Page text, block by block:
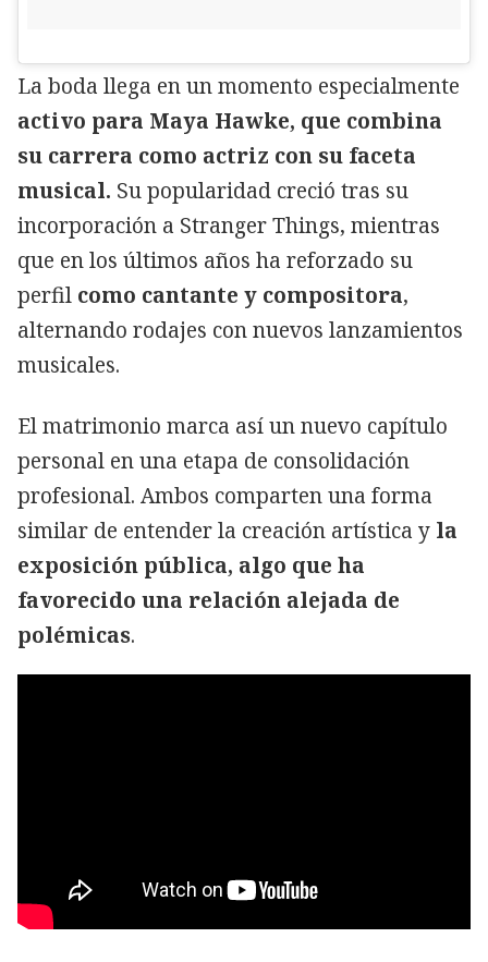
La boda llega en un momento especialmente
activo para Maya Hawke, que combina
su carrera como actriz con su faceta
musical. Su popularidad creció tras su
incorporación a Stranger Things, mientras
que en los últimos años ha reforzado su
perfil como cantante y compositora,
alternando rodajes con nuevos lanzamientos
musicales.
El matrimonio marca así un nuevo capítulo
personal en una etapa de consolidación
profesional. Ambos comparten una forma
similar de entender la creación artística y la
exposición pública, algo que ha
favorecido una relación alejada de
polémicas.